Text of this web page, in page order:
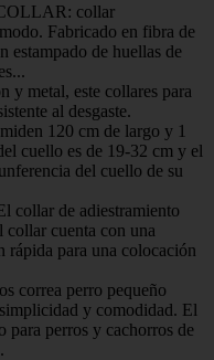
collar
Fabricado en fibra de
estampado de huellas de
metal, este collares para
al desgaste.
120 cm de largo y 1
cuello es de 19-32 cm y el
del cuello de su
de adiestramiento
collar cuenta con una
rápida para una colocación
correa perro pequeño
y comodidad. El
para perros y cachorros de